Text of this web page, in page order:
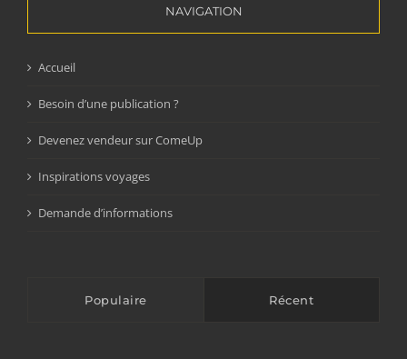
NAVIGATION
Accueil
Besoin d’une publication ?
Devenez vendeur sur ComeUp
Inspirations voyages
Demande d’informations
Populaire Récent